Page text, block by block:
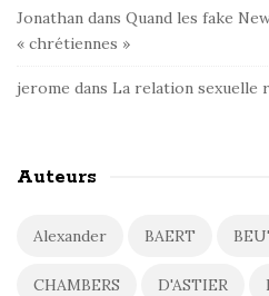
Jonathan dans Quand les fake
« chrétiennes »
jerome dans La relation sexuelle
Auteurs
Alexander BAERT
CHAMBERS D'ASTIER